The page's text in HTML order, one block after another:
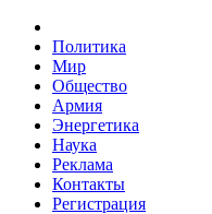
Политика
Мир
Общество
Армия
Энергетика
Наука
Реклама
Контакты
Регистрация